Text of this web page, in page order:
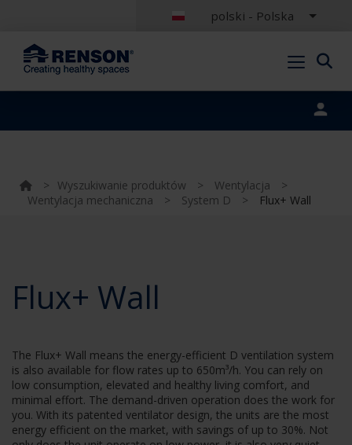
polski - Polska
> Wyszukiwanie produktów > Wentylacja
>
Wentylacja mechaniczna
> System D > Flux+ Wall
Flux+ Wall
The Flux+ Wall means the energy-efficient D ventilation system
is also available for flow rates up to 650m³/h. You can rely on
low consumption, elevated and healthy living comfort, and
minimal effort. The demand-driven operation does the work for
you. With its patented ventilator design, the units are the most
energy efficient on the market, with savings of up to 30%. Not